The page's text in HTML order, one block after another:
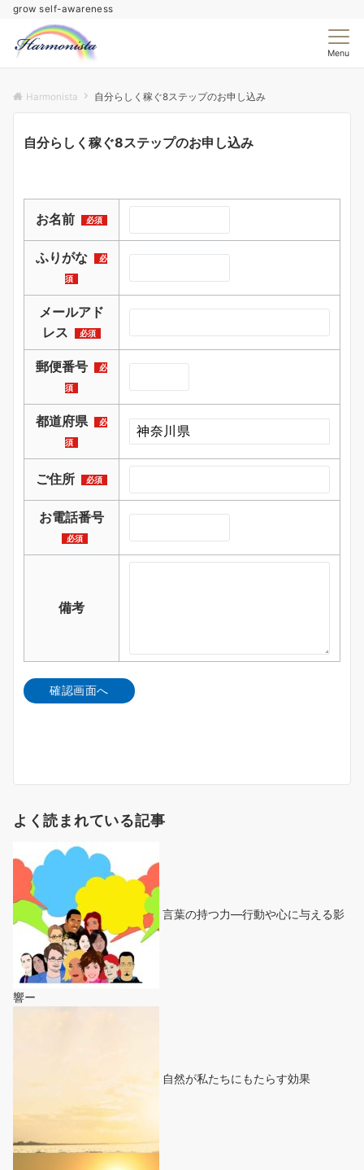
grow self-awareness
Menu
Harmonista 自分らしく稼ぐ8ステップのお申し込み
自分らしく稼ぐ8ステップのお申し込み
お名前 必須
ふりがな
必
須
メールアド
レス
必須
郵便番号
必
須
都道府県
必
須
ご住所 必須
お電話番号
必須
備考
よく読まれている記事
言葉の持つ力―行動や心に与える影
響ー
自然が私たちにもたらす効果